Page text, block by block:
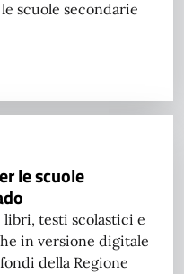
scuole secondarie
le scuole
testi scolastici e
in versione digitale
della Regione